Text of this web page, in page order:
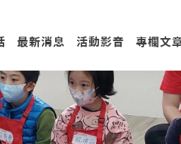
最新消息 活動影音 專欄文